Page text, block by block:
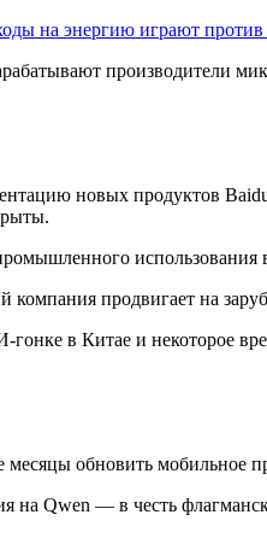
на энергию играют
новых продуктов
использования
продвигает на
в Китае и некоторое
обновить мобильное
на Qwen — в честь